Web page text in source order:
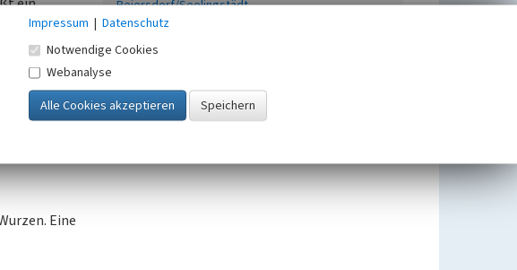
dort
Eine
Beiersdorf/Seelingstädt
Impressum | Datenschutz
Notwendige Cookies
Webanalyse